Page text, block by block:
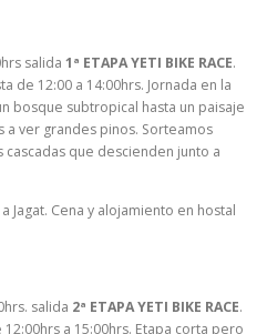
salida 1ª ETAPA YETI BIKE RACE.
de 12:00 a 14:00hrs. Jornada en la
bosque subtropical hasta un paisaje
ver grandes pinos. Sorteamos
que descienden junto a
Jagat. Cena y alojamiento en hostal
salida 2ª ETAPA YETI BIKE RACE.
a 15:00hrs. Etapa corta pero